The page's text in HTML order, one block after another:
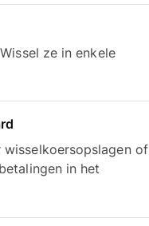
ze in enkele
of
in het